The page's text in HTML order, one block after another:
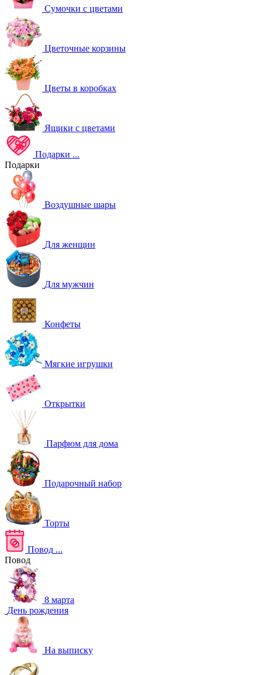
Сумочки с цветами
Цветочные корзины
Цветы в коробках
Ящики с цветами
Подарки ...
Подарки
Воздушные шары
Для женщин
Для мужчин
Конфеты
Мягкие игрушки
Открытки
Парфюм для дома
Подарочный набор
Торты
Повод ...
Повод
8 марта
День рождения
На выписку